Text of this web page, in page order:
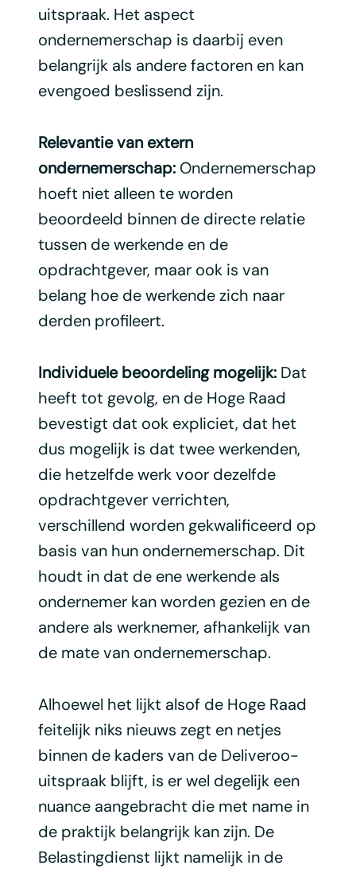
uitspraak. Het aspect
ondernemerschap is daarbij even
belangrijk als andere factoren en kan
evengoed beslissend zijn.
Relevantie van extern
ondernemerschap:Ondernemerschap
hoeft niet alleen te worden
beoordeeld binnen de directe relatie
tussen de werkende en de
opdrachtgever, maar ook is van
belang hoe de werkende zich naar
derden profileert.
Individuele beoordeling mogelijk:Dat
heeft tot gevolg, en de Hoge Raad
bevestigt dat ook expliciet, dat het
dus mogelijk is dat twee werkenden,
die hetzelfde werk voor dezelfde
opdrachtgever verrichten,
verschillend worden gekwalificeerd op
basis van hun ondernemerschap. Dit
houdt in dat de ene werkende als
ondernemer kan worden gezien en de
andere als werknemer, afhankelijk van
de mate van ondernemerschap.
Alhoewel het lijkt alsof de Hoge Raad
feitelijk niks nieuws zegt en netjes
binnen de kaders van de Deliveroo-
uitspraak blijft, is er wel degelijk een
nuance aangebracht die met name in
de praktijk belangrijk kan zijn. De
Belastingdienst lijkt namelijk in de